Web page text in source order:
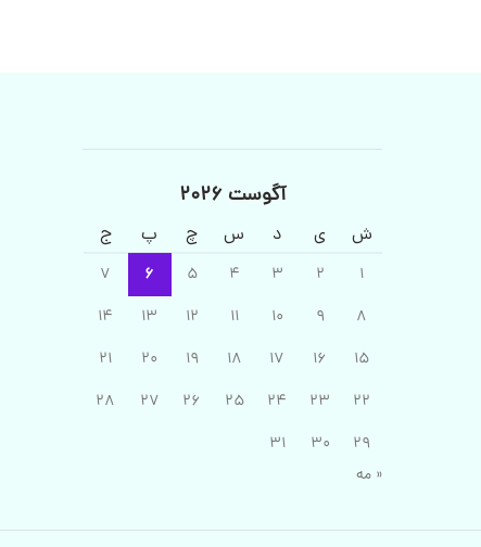
آگوست 2026
ش ی د س چ پ ج
1
2
3
4
5
6
7
8
9
10
11
12
13
14
15
16
17
18
19
20
21
22
23
24
25
26
27
28
29
30
31
« مه